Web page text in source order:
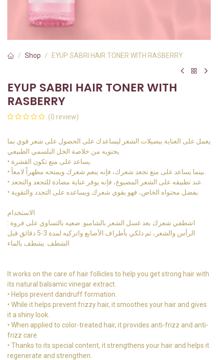
Shop EYUP SABRI HAIR TONER WITH RASBERRY
EYUP SABRI HAIR TONER WITH
RASBERRY
(0 review)
يعمل على العناية ببصيلات الشعر ليساعدك على الحصول على شعر قوي بما
الاستخدام
: اشطفي شعرك بعد غسل الشعر بالشامبو. ضعيه بالتساوي على فروة
الرأس والشعر، ثم دلكي بأطراف الأصابع واتركيه لمدة 3-5 دقائق قبل
الشطف. يشطف بالماء
It works on the care of hair follicles to help you get strong hair with
its natural balsamic vinegar extract.
• Helps prevent dandruff formation.
• While it helps prevent frizzy hair, it smoothes your hair and gives
it a shiny look.
• When applied to color-treated hair, it provides anti-frizz and anti-
frizz care.
• Thanks to its special content, it strengthens your hair and helps it
regenerate and strengthen.